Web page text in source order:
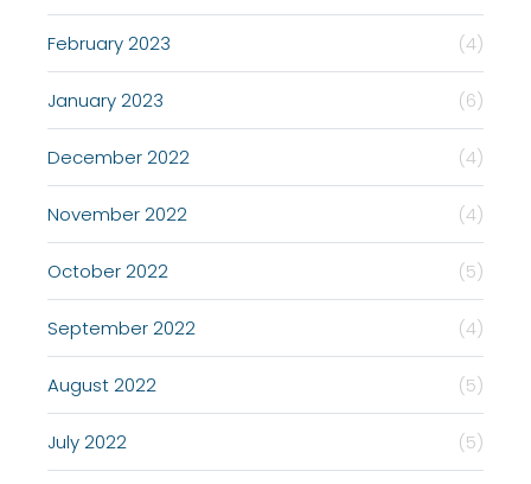
February 2023 (4)
January 2023 (6)
December 2022 (4)
November 2022 (4)
October 2022 (5)
September 2022 (4)
August 2022 (5)
July 2022 (5)